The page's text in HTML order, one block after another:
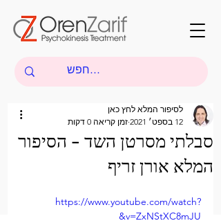
סבלתי מסרטן השד - הסיפור
המלא אורן זריף
לסיפור המלא לחץ כאן
12 בספט׳ 2021
זמן קריאה 0 דקות
https://www.youtube.com/watch?
v=ZxNStXC8mJU&